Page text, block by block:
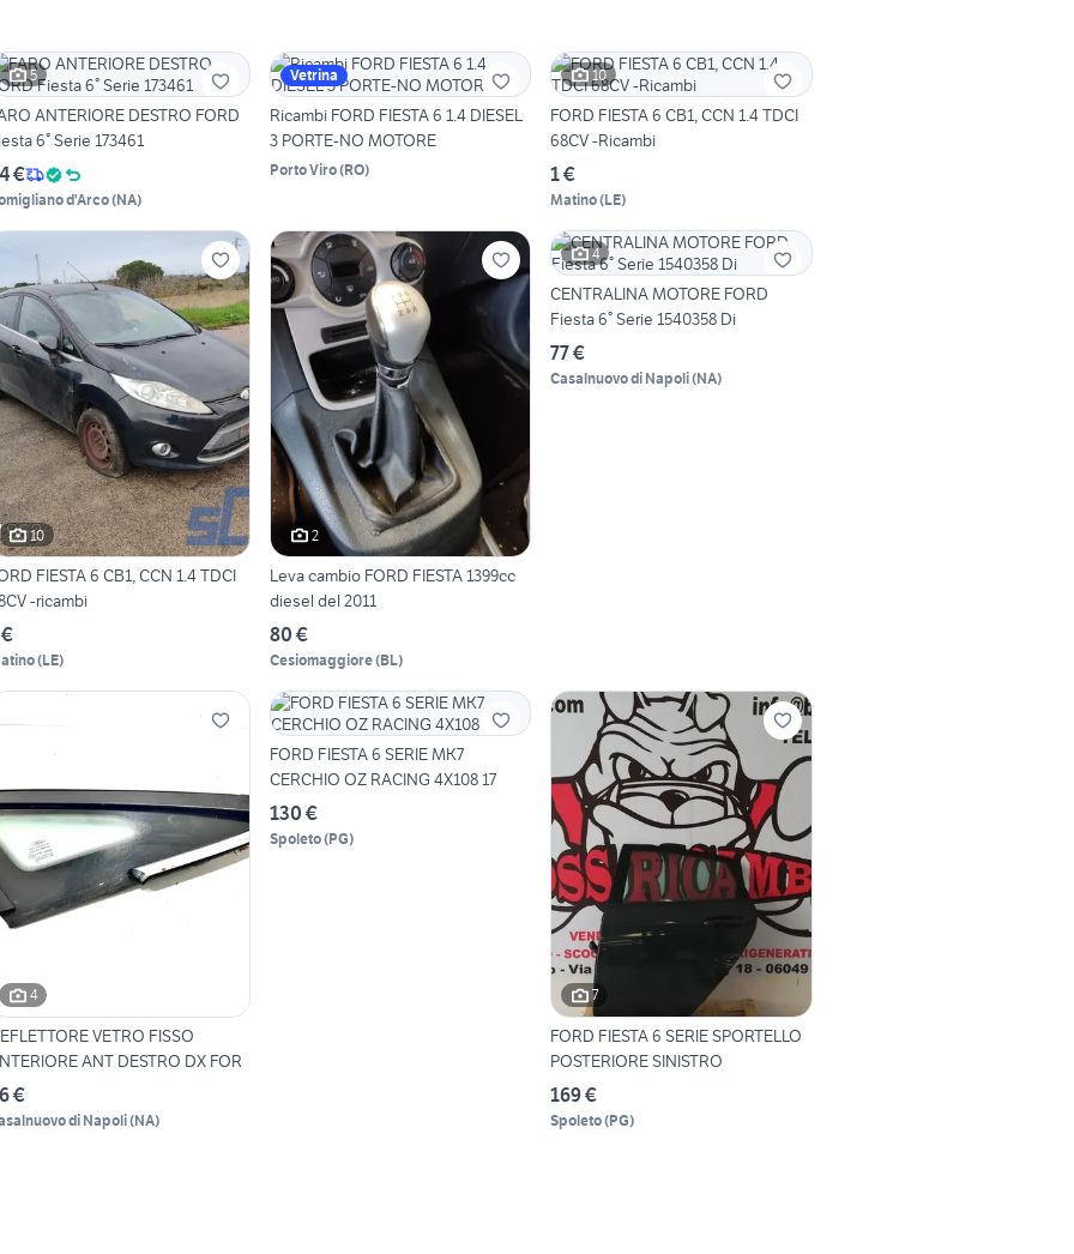
5
ANTERIORE DESTRO FORD
6° Serie 173461
€
d'Arco(NA)
Vetrina
Ricambi FORD FIESTA 6 1.4 DIESEL
3 PORTE-NO MOTORE
Porto Viro(RO)
10
FORD FIESTA 6 CB1, CCN 1.4 TDCI
68CV -Ricambi
1 €
Matino(LE)
10
FIESTA 6 CB1, CCN 1.4 TDCI
-ricambi
(LE)
2
Leva cambio FORD FIESTA 1399cc
diesel del 2011
80 €
Cesiomaggiore(BL)
4
CENTRALINA MOTORE FORD
Fiesta 6° Serie 1540358 Di
77 €
Casalnuovo di Napoli(NA)
4
VETRO FISSO
ANT DESTRO DX FOR
€
di Napoli(NA)
FORD FIESTA 6 SERIE MK7
CERCHIO OZ RACING 4X108 17
130 €
Spoleto(PG)
7
FORD FIESTA 6 SERIE SPORTELLO
POSTERIORE SINISTRO
169 €
Spoleto(PG)